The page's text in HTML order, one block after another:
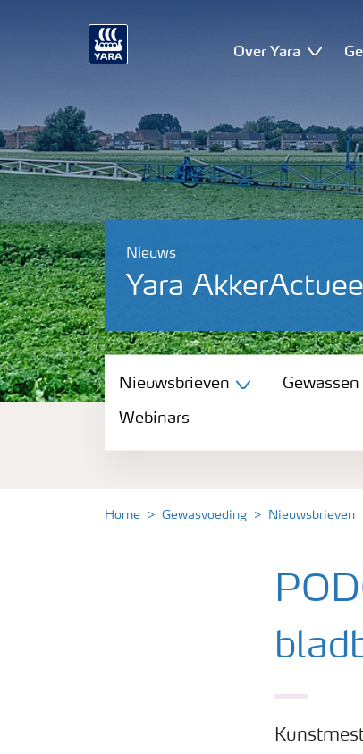
Over Yara
Nieuws
Yara
Nieuwsbrieven
Gewassen
Nieuwsbrieven Gewassen
Webinars
Home Gewasvoeding Nieuwsbrieven